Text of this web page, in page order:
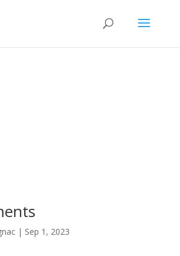
| Sep 1, 2023